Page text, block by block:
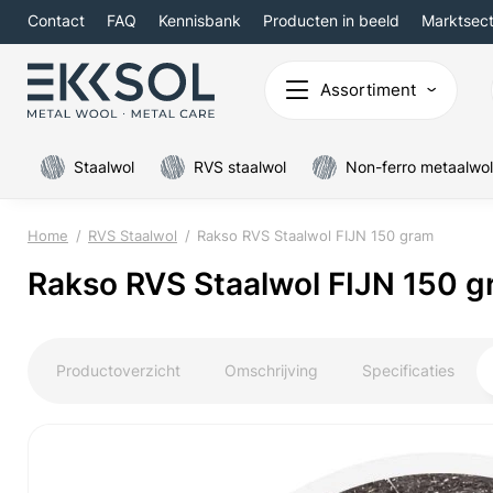
Contact FAQ Kennisbank Producten in beeld
Assortiment
Staalwol RVS staalwol Non-ferro metaalwol
Home RVS Staalwol Rakso RVS Staalwol FIJN 150 gram
Rakso RVS Staalwol FIJN 150
Productoverzicht Omschrijving Specificaties